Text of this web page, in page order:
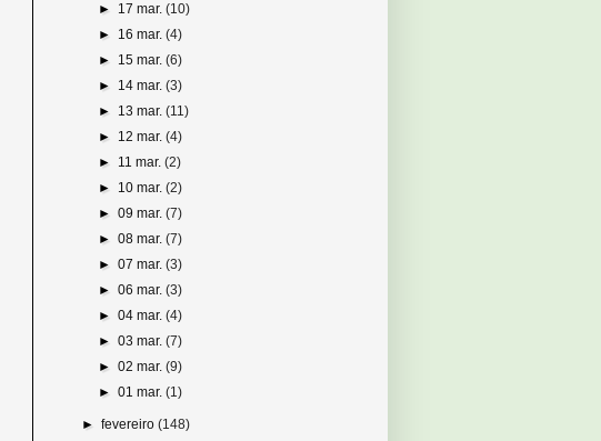
► 17 mar. (10)
► 16 mar. (4)
► 15 mar. (6)
► 14 mar. (3)
► 13 mar. (11)
► 12 mar. (4)
► 11 mar. (2)
► 10 mar. (2)
► 09 mar. (7)
► 08 mar. (7)
► 07 mar. (3)
► 06 mar. (3)
► 04 mar. (4)
► 03 mar. (7)
► 02 mar. (9)
► 01 mar. (1)
►fevereiro(148)